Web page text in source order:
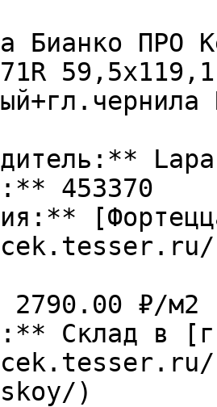
Бианко ПРО
453370
₽/м2
Склад в
)